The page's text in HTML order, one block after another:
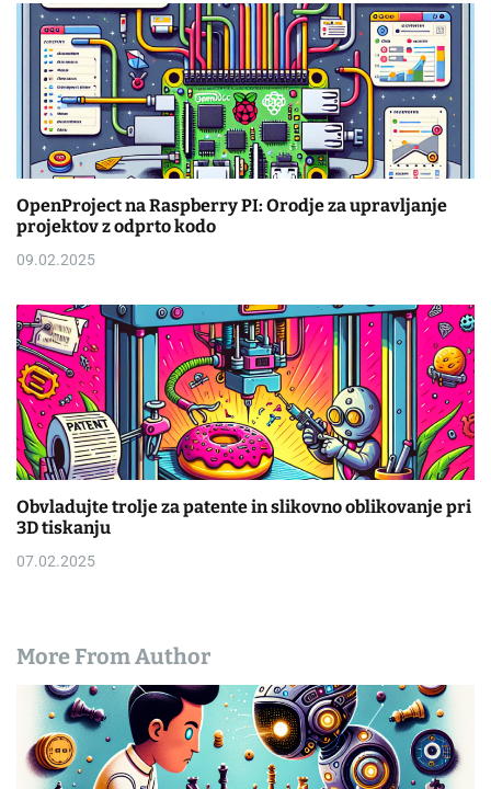
OpenProject na Raspberry PI: Orodje za upravljanje
projektov z odprto kodo
09.02.2025
Obvladujte trolje za patente in slikovno oblikovanje pri
3D tiskanju
07.02.2025
More From Author